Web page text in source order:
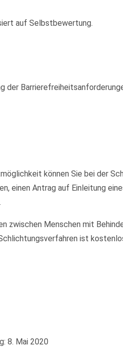
auf Selbstbewertung.
der
können Sie bei der
einen Antrag auf Einleitung
zwischen Menschen mit
ist
8. Mai 2020